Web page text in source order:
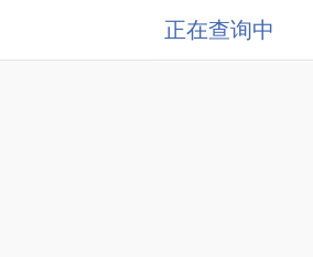
正在查询中